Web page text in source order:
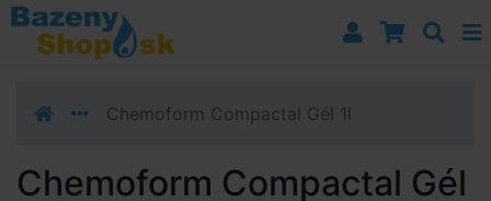
Prejsť k navigácii
Prejsť na obsah
Prejsť k bočnému stĺpci
Chemoform Compactal Gél 1l
Chemoform Compactal Gél